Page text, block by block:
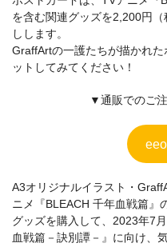
を含む関連グッズを2,200円
しします。
GraffArtの一護たちが描かれ
ットしてみてください！
▼通販でのご
A3オリジナルイラスト・
ニメ『BLEACH 千年血戦篇』
グッズを購入して、2023年7
血戦篇－訣別譚－』に向け、